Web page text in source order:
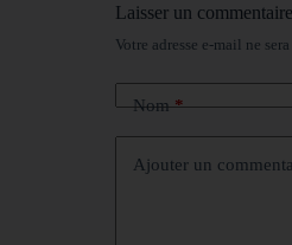
Laisser un commentaire
Votre adresse e-mail ne sera
Nom*
Ajouter un